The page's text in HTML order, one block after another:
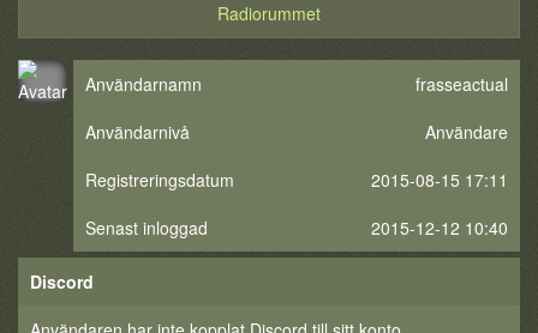
Radiorummet
Användarnamn
frasseactual
Användarnivå
Användare
Registreringsdatum
2015-08-15 17:11
Senast inloggad
2015-12-12 10:40
Discord